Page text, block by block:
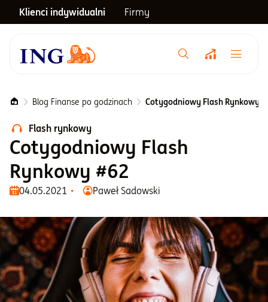
Klienci indywidualni Firmy
Menu główne
Notowania
Emerytura
Inwestycje
Blog
Centrum pomocy
Informacje i dokumenty
Blog Finanse po godzinach Cotygodniowy Flash Rynkowy
Flash rynkowy
Cotygodniowy Flash
Rynkowy #62
04.05.2021 Paweł Sadowski